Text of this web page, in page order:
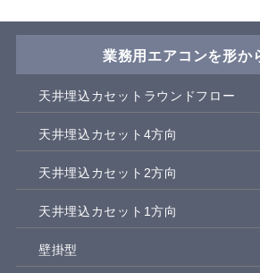
業務用エアコンを形か
天井埋込カセットラウンドフロー
天井埋込カセット4方向
天井埋込カセット2方向
天井埋込カセット1方向
壁掛型